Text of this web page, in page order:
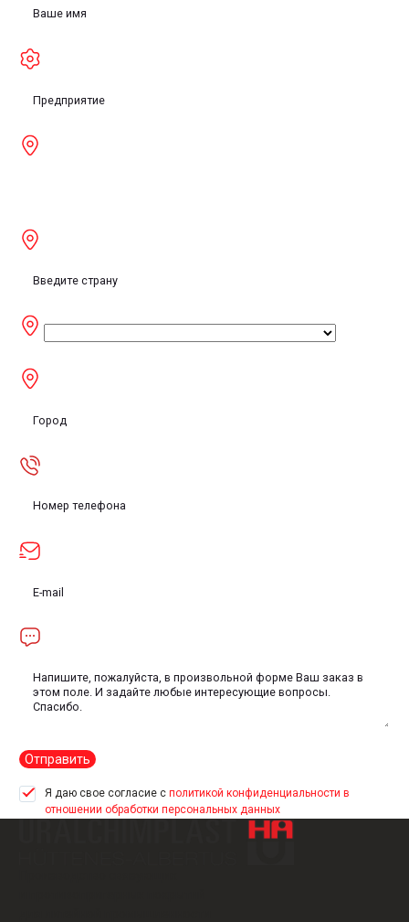
Отправить
Я даю свое согласие с политикой конфиденциальности в
отношении обработки персональных данных